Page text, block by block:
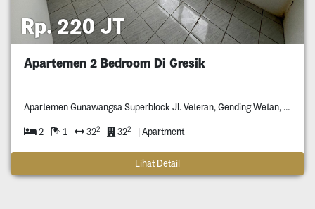
Rp. 220 JT
Apartemen 2 Bedroom Di Gresik
Apartemen Gunawangsa Superblock Jl. Veteran, Gending Wetan, Singosari Kec. Kebomas, Gresik
2 1 322 322 | Apartment
Lihat Detail